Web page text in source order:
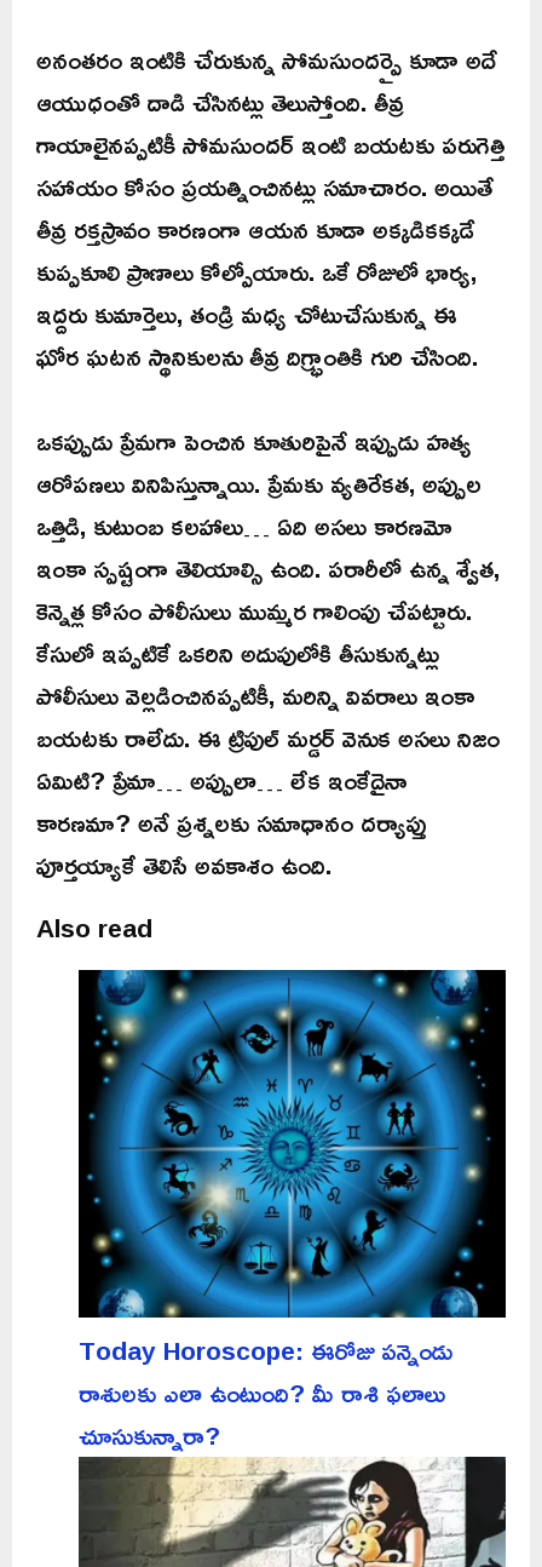
అనంతరం ఇంటికి చేరుకున్న సోమసుందర్పై కూడా అదే
ఆయుధంతో దాడి చేసినట్లు తెలుస్తోంది. తీవ్ర
గాయాలైనప్పటికీ సోమసుందర్ ఇంటి బయటకు పరుగెత్తి
సహాయం కోసం ప్రయత్నించినట్లు సమాచారం. అయితే
తీవ్ర రక్తస్రావం కారణంగా ఆయన కూడా అక్కడికక్కడే
కుప్పకూలి ప్రాణాలు కోల్పోయారు. ఒకే రోజులో భార్య,
ఇద్దరు కుమార్తెలు, తండ్రి మధ్య చోటుచేసుకున్న ఈ
ఘోర ఘటన స్థానికులను తీవ్ర దిగ్భ్రాంతికి గురి చేసింది.
ఒకప్పుడు ప్రేమగా పెంచిన కూతురిపైనే ఇప్పుడు హత్య
ఆరోపణలు వినిపిస్తున్నాయి. ప్రేమకు వ్యతిరేకత, అప్పుల
ఒత్తిడి, కుటుంబ కలహాలు… ఏది అసలు కారణమో
ఇంకా స్పష్టంగా తెలియాల్సి ఉంది. పరారీలో ఉన్న శ్వేత,
కెన్నెత్ల కోసం పోలీసులు ముమ్మర గాలింపు చేపట్టారు.
కేసులో ఇప్పటికే ఒకరిని అదుపులోకి తీసుకున్నట్లు
పోలీసులు వెల్లడించినప్పటికీ, మరిన్ని వివరాలు ఇంకా
బయటకు రాలేదు. ఈ ట్రిపుల్ మర్డర్ వెనుక అసలు నిజం
ఏమిటి? ప్రేమా… అప్పులా… లేక ఇంకేదైనా
కారణమా? అనే ప్రశ్నలకు సమాధానం దర్యాప్తు
పూర్తయ్యాకే తెలిసే అవకాశం ఉంది.
Also read
Today Horoscope: ఈరోజు పన్నెండు
రాశులకు ఎలా ఉంటుంది? మీ రాశి ఫలాలు
చూసుకున్నారా?